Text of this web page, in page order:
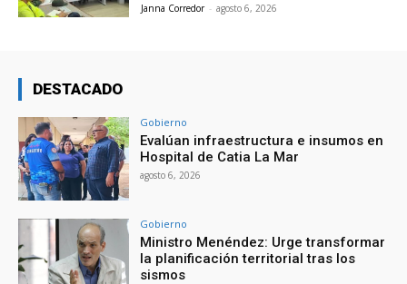
Janna Corredor - agosto 6, 2026
DESTACADO
Gobierno
Evalúan infraestructura e insumos en
Hospital de Catia La Mar
agosto 6, 2026
Gobierno
Ministro Menéndez: Urge transformar
la planificación territorial tras los
sismos